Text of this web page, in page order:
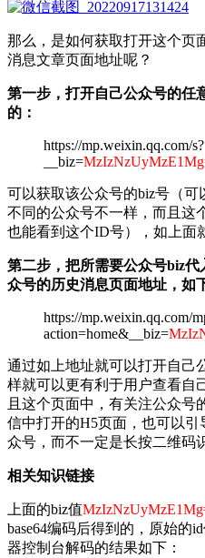
那么，是如何获取打开这个页
消息文章页面地址呢？
第一步，打开自己公众号的任
的：
https://mp.weixin.qq.com/s?
__biz=
可以获取该公众号的biz号（可
不同的公众号不一样，而且这
也能看到这个ID号），如上面
第二步，把所需要公众号biz
众号的历史消息页面地址，如
https://mp.weixin.qq.com/
action=home&__biz=
通过如上地址就可以打开自己
样就可以更有利于用户查看自
且这个页面中，有关注公众号
信中打开的H5页面，也可以
众号，而不一定是长按二维码
相关知识链接
上面的biz值
base64编码后得到的，原始的
器控制台解码的结果如下：